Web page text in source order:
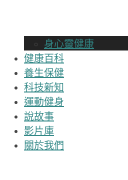
身心靈健康
健康百科
養生保健
科技新知
運動健身
說故事
影片庫
關於我們